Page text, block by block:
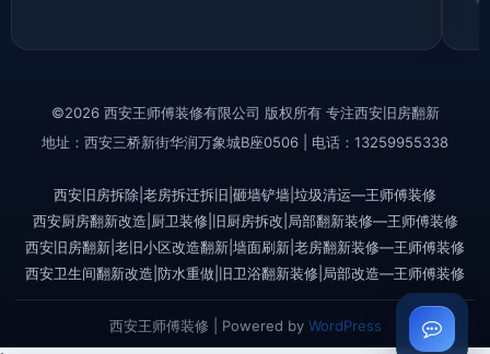
©2026 西安王师傅装修有限公司 版权所有 专注西安旧房翻新
地址：西安三桥新街华润万象城B座0506 | 电话：13259955338
西安旧房拆除|老房拆迁拆旧|砸墙铲墙|垃圾清运—王师傅装修
西安厨房翻新改造|厨卫装修|旧厨房拆改|局部翻新装修—王师傅装修
西安旧房翻新|老旧小区改造翻新|墙面刷新|老房翻新装修—王师傅装修
西安卫生间翻新改造|防水重做|旧卫浴翻新装修|局部改造—王师傅装修
西安王师傅装修 | Powered by WordPress